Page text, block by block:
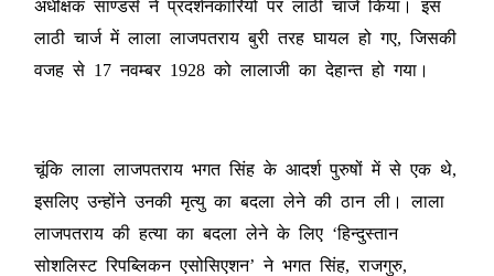
अधीक्षक साण्डर्स ने प्रदर्शनकारियों पर लाठी चार्ज किया। इस
लाठी चार्ज में लाला लाजपतराय बुरी तरह घायल हो गए, जिसकी
वजह से 17 नवम्बर 1928 को लालाजी का देहान्त हो गया।
चूंकि लाला लाजपतराय भगत सिंह के आदर्श पुरुषों में से एक थे,
इसलिए उन्होंने उनकी मृत्यु का बदला लेने की ठान ली। लाला
लाजपतराय की हत्या का बदला लेने के लिए ‘हिन्दुस्तान
सोशलिस्ट रिपब्लिकन एसोसिएशन’ ने भगत सिंह, राजगुरु,